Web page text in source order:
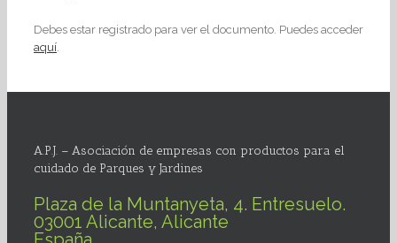
Debes estar registrado para ver el documento. Puedes acceder
aquí.
A.P.J. – Asociación de empresas con productos para el
cuidado de Parques y Jardines
Plaza de la Muntanyeta, 4. Entresuelo.
03001 Alicante, Alicante